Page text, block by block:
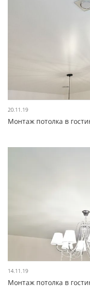
20.11.19
Монтаж потолка в
14.11.19
Монтаж потолка в